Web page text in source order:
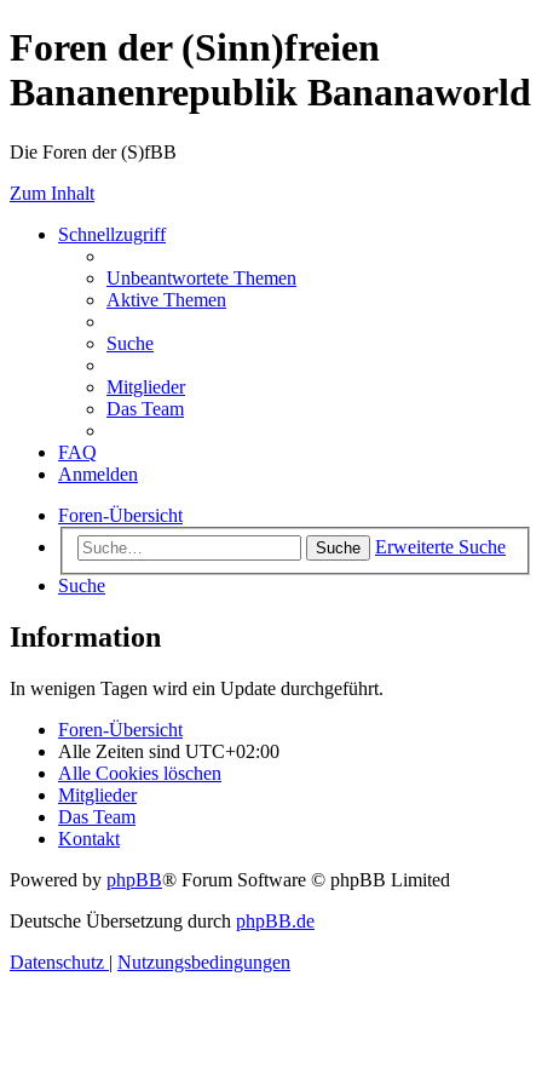
Foren der (Sinn)freien
Bananenrepublik Bananaworld
Die Foren der (S)fBB
Zum Inhalt
Schnellzugriff
Unbeantwortete Themen
Aktive Themen
Suche
Mitglieder
Das Team
FAQ
Anmelden
Foren-Übersicht
Suche
Erweiterte Suche
Suche
Information
In wenigen Tagen wird ein Update durchgeführt.
Foren-Übersicht
Alle Zeiten sind UTC+02:00
Alle Cookies löschen
Mitglieder
Das Team
Kontakt
Powered by phpBB® Forum Software © phpBB Limited
Deutsche Übersetzung durch phpBB.de
Datenschutz | Nutzungsbedingungen